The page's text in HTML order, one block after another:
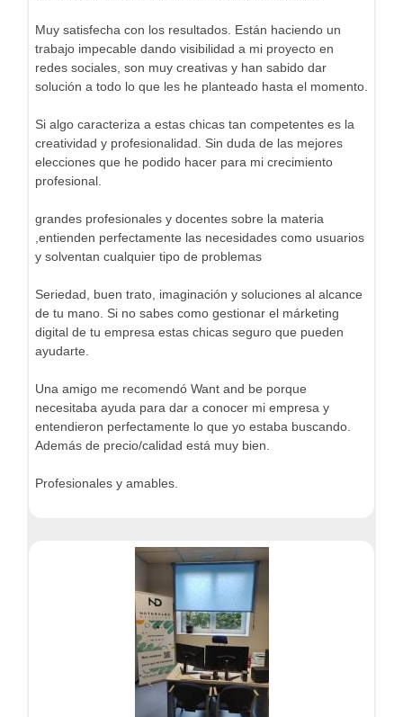
Muy satisfecha con los resultados. Están haciendo un
trabajo impecable dando visibilidad a mi proyecto en
redes sociales, son muy creativas y han sabido dar
solución a todo lo que les he planteado hasta el momento.
Si algo caracteriza a estas chicas tan competentes es la
creatividad y profesionalidad. Sin duda de las mejores
elecciones que he podido hacer para mi crecimiento
profesional.
grandes profesionales y docentes sobre la materia
,entienden perfectamente las necesidades como usuarios
y solventan cualquier tipo de problemas
Seriedad, buen trato, imaginación y soluciones al alcance
de tu mano. Si no sabes como gestionar el márketing
digital de tu empresa estas chicas seguro que pueden
ayudarte.
Una amigo me recomendó Want and be porque
necesitaba ayuda para dar a conocer mi empresa y
entendieron perfectamente lo que yo estaba buscando.
Además de precio/calidad está muy bien.
Profesionales y amables.